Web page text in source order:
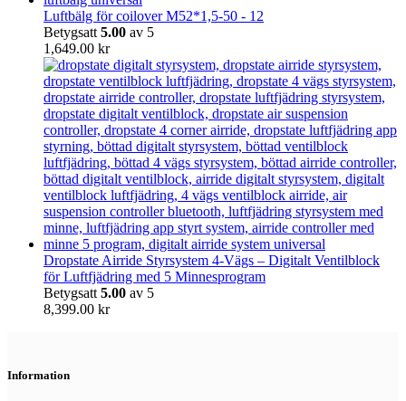
Luftbälg för coilover M52*1,5-50 - 12
Betygsatt 5.00 av 5
1,649.00 kr
Dropstate Airride Styrsystem 4-Vägs – Digitalt Ventilblock
för Luftfjädring med 5 Minnesprogram
Betygsatt 5.00 av 5
8,399.00 kr
Information